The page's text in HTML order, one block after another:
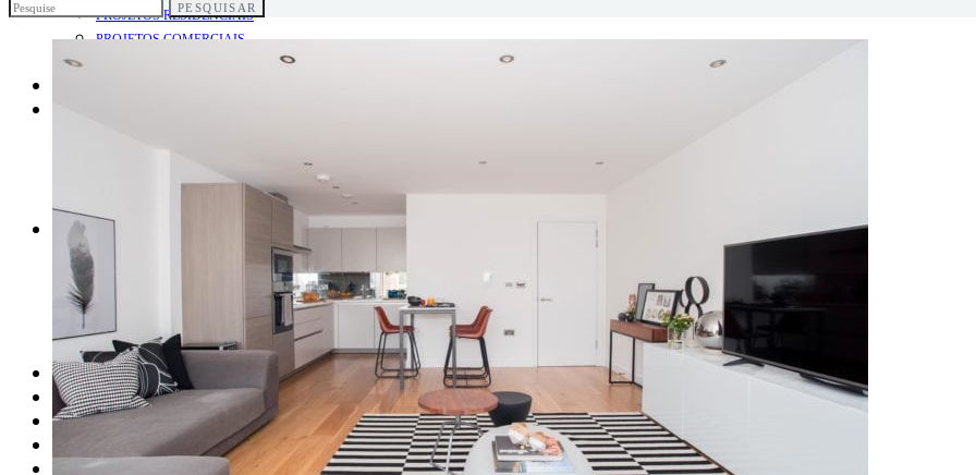
PROJETOS RESIDENCIAIS
PROJETOS COMERCIAIS
COLUNA WAIR DE PAULA
CONEXÕES
Arte
QUEM SOMOS
CONTATO
REVISTA DIGITAL
MINHA CONTA
PESQUISAR